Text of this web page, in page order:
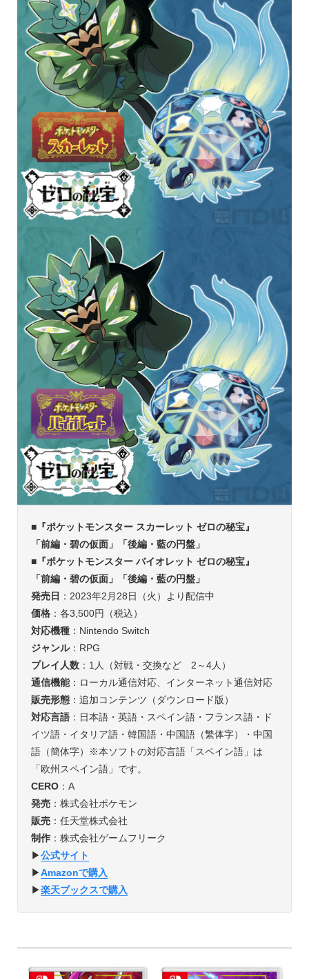
■『ポケットモンスター スカーレット ゼロの秘宝』
「前編・碧の仮面」「後編・藍の円盤」
■『ポケットモンスター バイオレット ゼロの秘宝』
「前編・碧の仮面」「後編・藍の円盤」
発売日 ：2023年2月28日（火）より配信中
価格：各3,500円（税込）
対応機種：Nintendo Switch
ジャンル：RPG
プレイ人数：1人（対戦・交換など 2～4人）
通信機能：ローカル通信対応、インターネット通信対応
販売形態：追加コンテンツ（ダウンロード版）
対応言語：日本語・英語・スペイン語・フランス語・ド
イツ語・イタリア語・韓国語・中国語（繁体字）・中国
語（簡体字）※本ソフトの対応言語「スペイン語」は
「欧州スペイン語」です。
CERO：A
発売：株式会社ポケモン
販売：任天堂株式会社
制作：株式会社ゲームフリーク
▶︎公式サイト
▶︎Amazonで購入
▶︎楽天ブックスで購入